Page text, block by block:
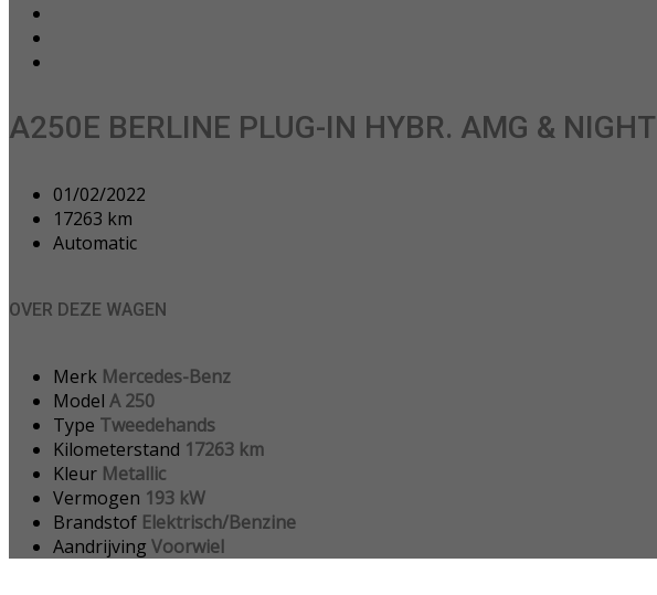
A250E BERLINE PLUG-IN HYBR. AMG & NIGHT
01/02/2022
17263 km
Automatic
OVER DEZE WAGEN
Merk Mercedes-Benz
Model A 250
Type Tweedehands
Kilometerstand 17263 km
Kleur Metallic
Vermogen 193 kW
Brandstof Elektrisch/Benzine
Aandrijving Voorwiel